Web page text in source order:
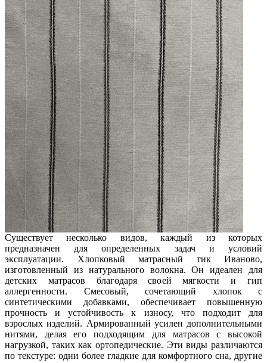
Существует несколько видов, каждый из которых
предназначен для определенных задач и условий
эксплуатации. Хлопковый матрасный тик Иваново,
изготовленный из натурального волокна. Он идеален для
детских матрасов благодаря своей мягкости и гип
аллергенности. Смесовый, сочетающий хлопок с
синтетическими добавками, обеспечивает повышенную
прочность и устойчивость к износу, что подходит для
взрослых изделий. Армированный усилен дополнительными
нитями, делая его подходящим для матрасов с высокой
нагрузкой, таких как ортопедические. Эти виды различаются
по текстуре: одни более гладкие для комфортного сна, другие